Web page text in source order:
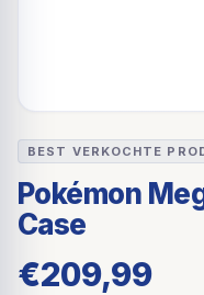
BEST VERKOCHTE
Pokémon
Case
€209,99